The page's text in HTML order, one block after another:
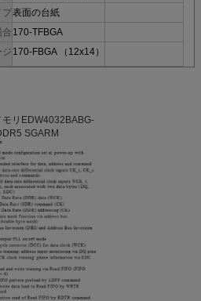
プ表面の台紙
合 170-TFBGA
ジ 170-FBGA （12x14）